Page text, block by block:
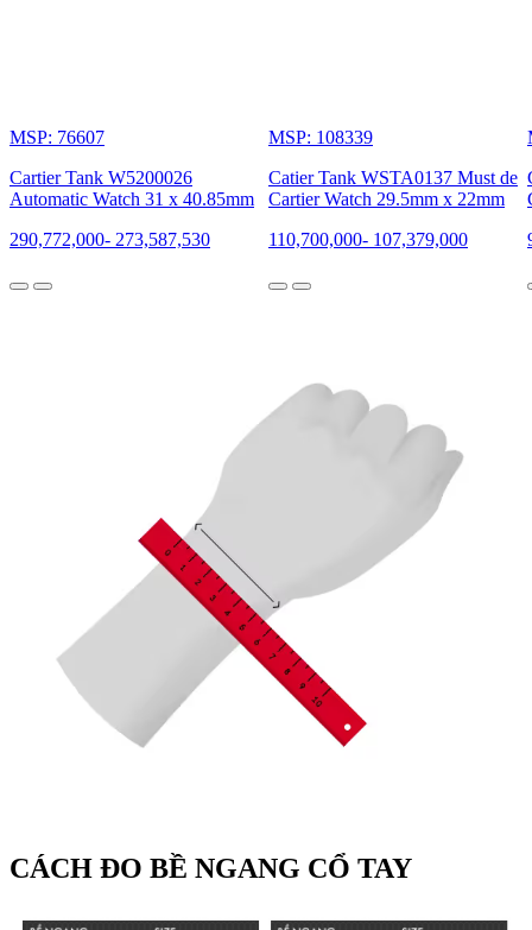
MSP: 76607
Cartier Tank W5200026
Automatic Watch 31 x 40.85mm
290,772,000- 273,587,530
MSP: 108339
Catier Tank WSTA0137 Must de
Cartier Watch 29.5mm x 22mm
110,700,000- 107,379,000
CÁCH ĐO BỀ NGANG CỔ TAY